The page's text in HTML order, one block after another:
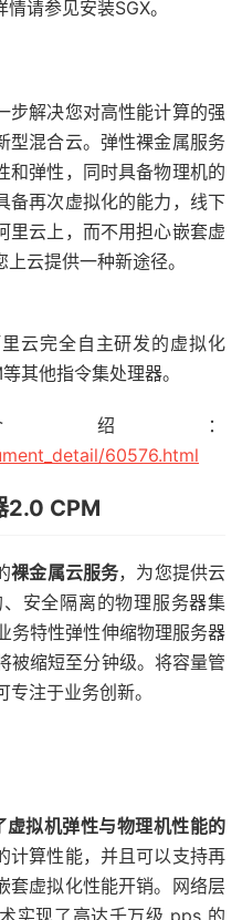
请参见安装SGX。
步解决您对高性能计算的强
型混合云。弹性裸金属服务
和弹性，同时具备物理机的
备再次虚拟化的能力，线下
里云上，而不用担心嵌套虚
云提供一种新途径。
云完全自主研发的虚拟化
其他指令集处理器。
绍：
60576.html
2.0 CPM
裸金属云服务，为您提供云
安全隔离的物理服务器集
务特性弹性伸缩物理服务器
被缩短至分钟级。将容量管
注于业务创新。
拟机弹性与物理机性能的
计算性能，并且可以支持再
套虚拟化性能开销。网络层